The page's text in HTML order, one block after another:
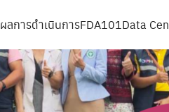
ผลการดำเนินการFDA101Data